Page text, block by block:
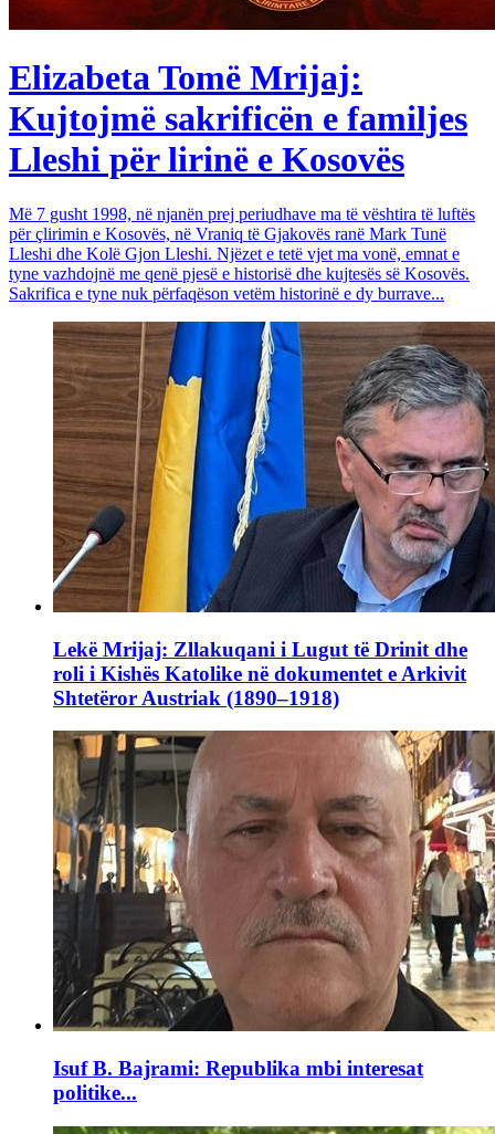
Elizabeta Tomë Mrijaj:
Kujtojmë sakrificën e familjes
Lleshi për lirinë e Kosovës
Më 7 gusht 1998, në njanën prej periudhave ma të vështira të luftës
për çlirimin e Kosovës, në Vraniq të Gjakovës ranë Mark Tunë
Lleshi dhe Kolë Gjon Lleshi. Njëzet e tetë vjet ma vonë, emnat e
tyne vazhdojnë me qenë pjesë e historisë dhe kujtesës së Kosovës.
Sakrifica e tyne nuk përfaqëson vetëm historinë e dy burrave...
Lekë Mrijaj: Zllakuqani i Lugut të Drinit dhe
roli i Kishës Katolike në dokumentet e Arkivit
Shtetëror Austriak (1890–1918)
Isuf B. Bajrami: Republika mbi interesat
politike...